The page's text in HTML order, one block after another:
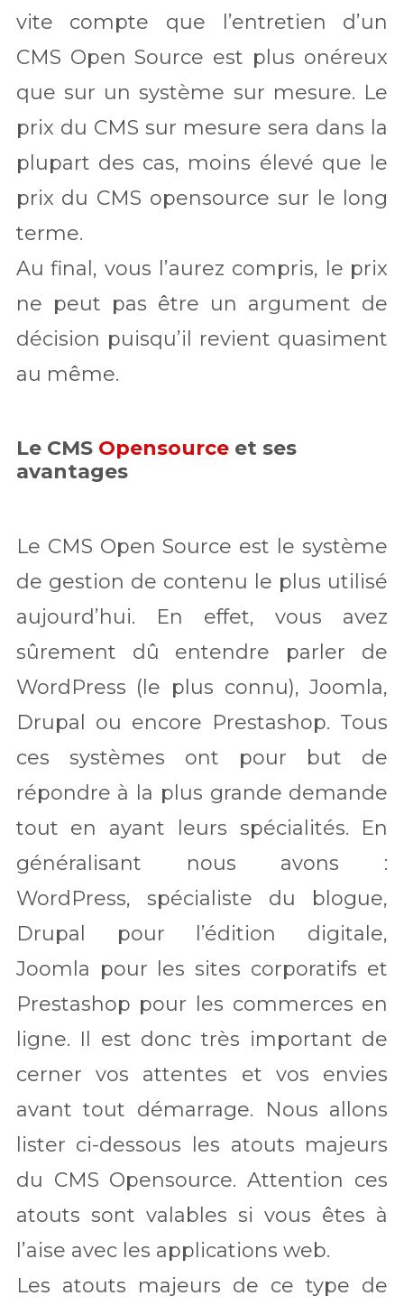
vite compte que l’entretien d’un
CMS Open Source est plus onéreux
que sur un système sur mesure. Le
prix du CMS sur mesure sera dans la
plupart des cas, moins élevé que le
prix du CMS opensource sur le long
terme.
Au final, vous l’aurez compris, le prix
ne peut pas être un argument de
décision puisqu’il revient quasiment
au même.
Le CMS Opensourceet ses
avantages
Le CMS Open Source est le système
de gestion de contenu le plus utilisé
aujourd’hui. En effet, vous avez
sûrement dû entendre parler de
WordPress (le plus connu), Joomla,
Drupal ou encore Prestashop. Tous
ces systèmes ont pour but de
répondre à la plus grande demande
tout en ayant leurs spécialités. En
généralisant nous avons :
WordPress, spécialiste du blogue,
Drupal pour l’édition digitale,
Joomla pour les sites corporatifs et
Prestashop pour les commerces en
ligne. Il est donc très important de
cerner vos attentes et vos envies
avant tout démarrage. Nous allons
lister ci-dessous les atouts majeurs
du CMS Opensource. Attention ces
atouts sont valables si vous êtes à
l’aise avec les applications web.
Les atouts majeurs de ce type de